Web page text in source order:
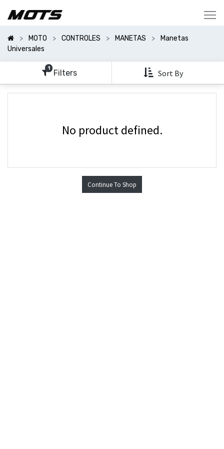
MOTO CONTROLES MANETAS
Manetas
Universales
1 Filters Sort By
Categorías
Mostrar
Opciones
No product defined.
Continue To Shop